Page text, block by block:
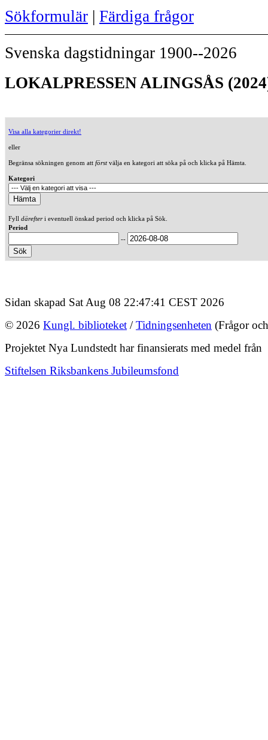
Sökformulär | Färdiga frågor
Svenska dagstidningar 1900--2026
LOKALPRESSEN ALINGSÅS
Visa alla kategorier direkt!
eller
Begränsa sökningen genom att förstvälja en kategori att söka på och klicka på Hämta.
Kategori
Fyll därefteri eventuell önskad period och klicka på Sök.
Period
--
Sidan skapad Sat Aug 08 22:47:41 CEST 2026
© 2026 Kungl. biblioteket /Tidningsenheten (Frågor
Projektet Nya Lundstedt har finansierats med medel från
Stiftelsen Riksbankens Jubileumsfond